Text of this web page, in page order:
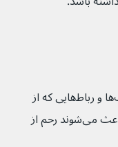
افتادگی رحم زمانی رخ می‌دهد که بافت‌ها و رباط‌هایی که از
رحم پشتیبانی می‌کنند ضعیف شده و باعث می‌شوند رحم از